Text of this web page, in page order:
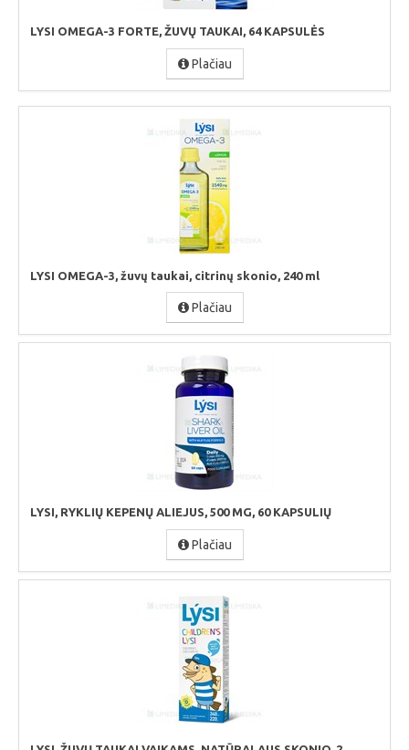
LYSI OMEGA-3 FORTE, ŽUVŲ TAUKAI, 64 KAPSULĖS
Plačiau
LYSI OMEGA-3, žuvų taukai, citrinų skonio, 240 ml
Plačiau
LYSI, RYKLIŲ KEPENŲ ALIEJUS, 500 MG, 60 KAPSULIŲ
Plačiau